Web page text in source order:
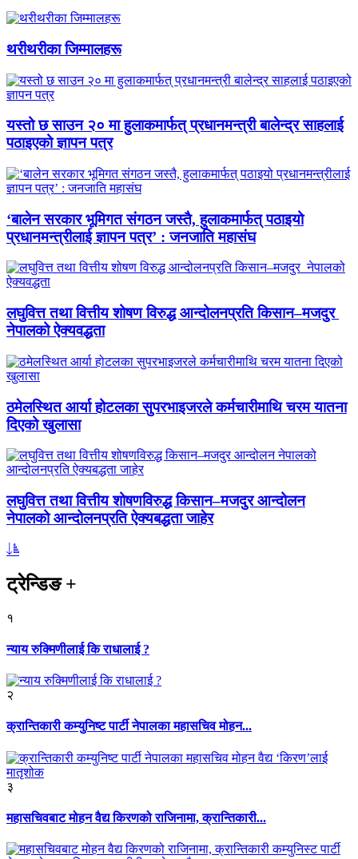
थरीथरीका जिम्मालहरू
यस्तो छ साउन २० मा हुलाकमार्फत् प्रधानमन्त्री बालेन्द्र साहलाई
पठाइएको ज्ञापन पत्र
‘बालेन सरकार भूमिगत संगठन जस्तै, हुलाकमार्फत् पठाइयो
प्रधानमन्त्रीलाई ज्ञापन पत्र’ : जनजाति महासंघ
लघुवित्त तथा वित्तीय शोषण विरुद्ध आन्दोलनप्रति किसान–मजदुर
नेपालको ऐक्यवद्धता
ठमेलस्थित आर्या होटलका सुपरभाइजरले कर्मचारीमाथि चरम यातना
दिएको खुलासा
लघुवित्त तथा वित्तीय शोषणविरुद्ध किसान–मजदुर आन्दोलन
नेपालको आन्दोलनप्रति ऐक्यबद्धता जाहेर
ट्रेन्डिङ+
१
न्याय रुक्मिणीलाई कि राधालाई ?
२
क्रान्तिकारी कम्युनिष्ट पार्टी नेपालका महासचिव मोहन...
३
महासचिवबाट मोहन वैद्य किरणको राजिनामा, क्रान्तिकारी...